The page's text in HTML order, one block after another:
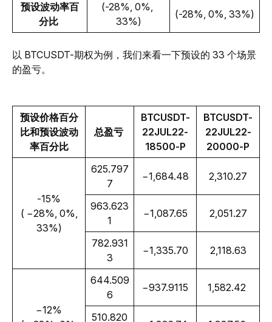
预设波动率百
分比
(-28%, 0%,
33%)
(-28%, 0%, 33%)
以 BTCUSDT-期权为例，我们来看一下预设的 33 个场景
的盈亏。
预设价格百分
比和预设波动
率百分比
总盈亏
BTCUSDT-
22JUL22-
18500-P
BTCUSDT-
22JUL22-
20000-P
-15%
33%)
625.797
7
−1,684.48 2,310.27
963.623
1
−1,087.65 2,051.27
782.931
3
−1,335.70 2,118.63
−12%
644.509
6
−937.9115 1,582.42
510.820